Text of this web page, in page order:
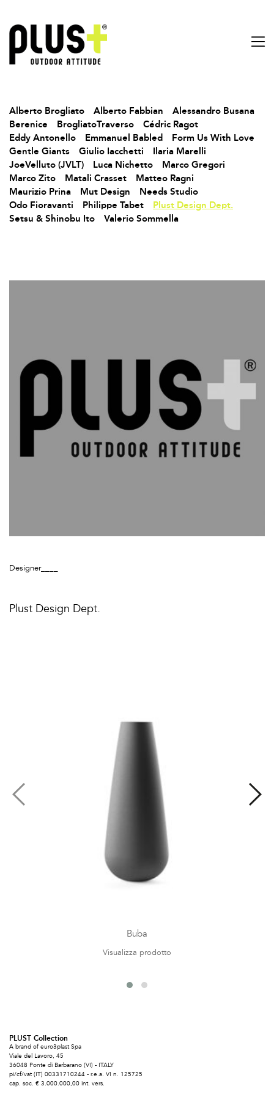
Alberto Brogliato Alberto Fabbian
Alessandro Busana
Berenice
BrogliatoTraverso
Cédric Ragot
Eddy Antonello
Emmanuel Babled
Form Us With Love
Gentle Giants
Giulio Iacchetti
Ilaria Marelli
JoeVelluto (JVLT)
Luca Nichetto
Marco Gregori
Marco Zito
Matali Crasset
Matteo Ragni
Maurizio Prina
Mut Design
Needs Studio
Odo Fioravanti
Philippe Tabet
Plust Design Dept.
Setsu & Shinobu Ito
Valerio Sommella
Designer____
Plust Design Dept.
Buba
Visualizza prodotto
PLUST Collection
A brand of euro3plast Spa
Viale del Lavoro, 45
36048 Ponte di Barbarano (VI) - ITALY
pi/cf/vat (IT) 00331710244 - r.e.a. VI n. 125725
cap. soc. € 3.000.000,00 int. vers.